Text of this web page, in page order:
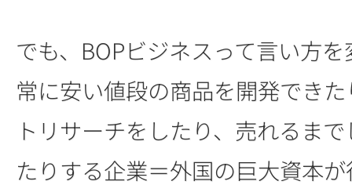
でも、BOPビジネスって言い方
常に安い値段の商品を開発でき
トリサーチをしたり、売れるま
たりする企業＝外国の巨大資本